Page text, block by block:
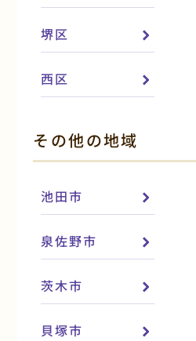
堺区
西区
その他の地域
池田市
泉佐野市
茨木市
貝塚市